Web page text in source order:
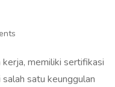
memiliki sertifikasi
satu keunggulan